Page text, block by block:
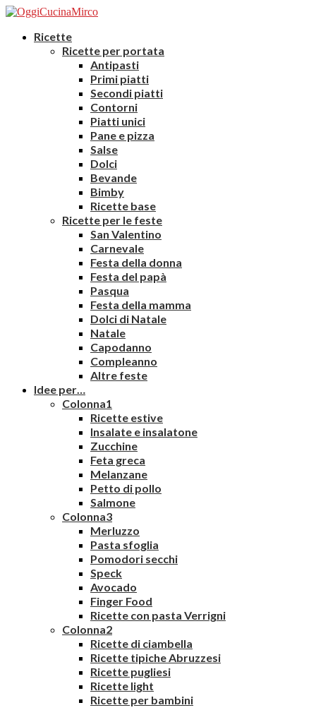
Ricette
Ricette per portata
Antipasti
Primi piatti
Secondi piatti
Contorni
Piatti unici
Pane e pizza
Salse
Dolci
Bevande
Bimby
Ricette base
Ricette per le feste
San Valentino
Carnevale
Festa della donna
Festa del papà
Pasqua
Festa della mamma
Dolci di Natale
Natale
Capodanno
Compleanno
Altre feste
Idee per…
Colonna1
Ricette estive
Insalate e insalatone
Zucchine
Feta greca
Melanzane
Petto di pollo
Salmone
Colonna3
Merluzzo
Pasta sfoglia
Pomodori secchi
Speck
Avocado
Finger Food
Ricette con pasta Verrigni
Colonna2
Ricette di ciambella
Ricette tipiche Abruzzesi
Ricette pugliesi
Ricette light
Ricette per bambini